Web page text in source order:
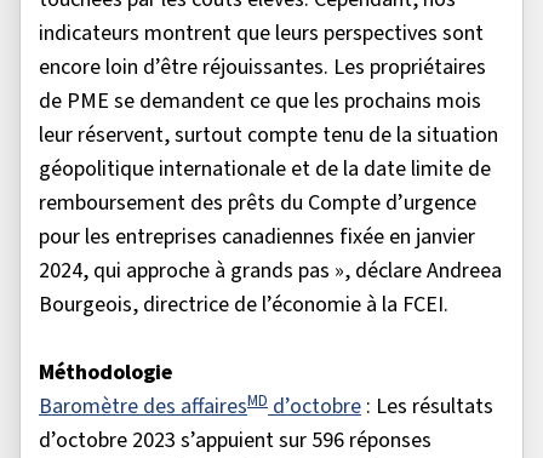
indicateurs montrent que leurs perspectives sont
encore loin d’être réjouissantes. Les propriétaires
de PME se demandent ce que les prochains mois
leur réservent, surtout compte tenu de la situation
géopolitique internationale et de la date limite de
remboursement des prêts du Compte d’urgence
pour les entreprises canadiennes fixée en janvier
2024, qui approche à grands pas », déclare Andreea
Bourgeois, directrice de l’économie à la FCEI.
Méthodologie
Baromètre des affairesMDd’octobre : Les résultats
d’octobre 2023 s’appuient sur 596 réponses